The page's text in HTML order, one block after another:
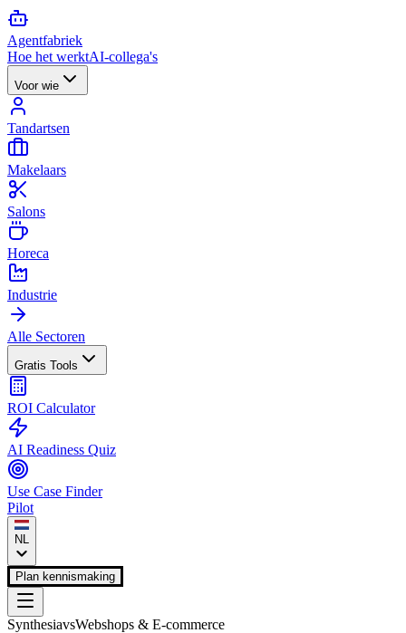
Agentfabriek
Hoe het werktAI-collega's
Voor wie
Tandartsen
Makelaars
Salons
Horeca
Industrie
Alle Sectoren
Gratis Tools
ROI Calculator
AI Readiness Quiz
Use Case Finder
Pilot
NL
Plan kennismaking
SynthesiavsWebshops & E-commerce